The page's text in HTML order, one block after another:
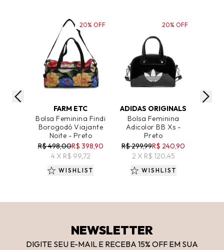
FARM ETC
Bolsa Feminina Findi
Borogodó Viajante
Noite - Preto
R$ 498,00R$ 398,90
4 X R$ 99,72
20% OFF
WISHLIST
ADIDAS ORIGINALS
Bolsa Feminina
Adicolor BB Xs -
Preto
R$ 299,99R$ 240,90
2 X R$ 120,45
20% OFF
WISHLIST
NEWSLETTER
DIGITE SEU E-MAIL E RECEBA 15% OFF EM SUA